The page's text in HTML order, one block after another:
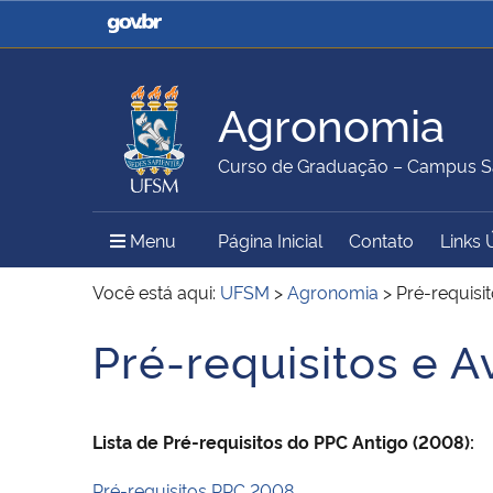
Casa Civil
Ministério da Justiça e
Ministério da Agricultura,
Pecuária e Abastecimento
Ministério da Educação
Ministério do Meio Ambiente Ministério do Turismo
Secretaria de Governo
Gabinete de Segurança
Agronomia
Curso de Graduação – Campus
Menu Menu Principal do Sítio
Página Inicial Contato Links
Você está aqui: UFSM >Agronomia > Pré-
Início do conteúdo
Pré-requisitos e
Lista de Pré-requisitos do PPC Antigo (2008):